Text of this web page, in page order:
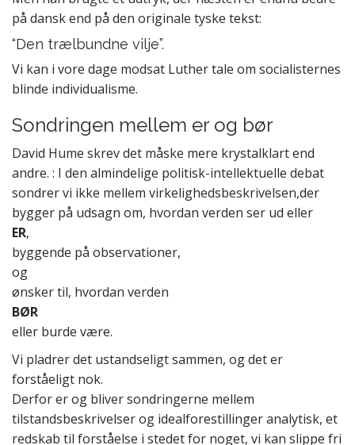
på dansk end på den originale tyske tekst:
“Den trælbundne vilje”.
Vi kan i vore dage modsat Luther tale om socialisternes
blinde individualisme.
Sondringen mellem er og bør
David Hume skrev det måske mere krystalklart end
andre. : I den almindelige politisk-intellektuelle debat
sondrer vi ikke mellem virkelighedsbeskrivelsen,der
bygger på udsagn om, hvordan verden ser ud eller
ER,
byggende på observationer,
og
ønsker til, hvordan verden
BØR
eller burde være.
Vi pladrer det ustandseligt sammen, og det er
forståeligt nok.
Derfor er og bliver sondringerne mellem
tilstandsbeskrivelser og idealforestillinger analytisk, et
redskab til forståelse i stedet for noget, vi kan slippe fri